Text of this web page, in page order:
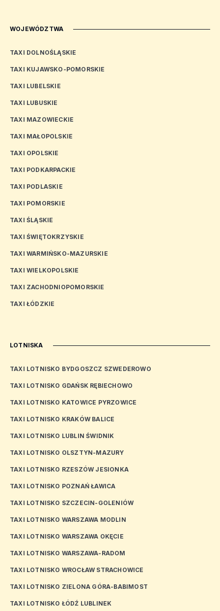
WOJEWÓDZTWA
TAXI DOLNOŚLĄSKIE
TAXI KUJAWSKO-POMORSKIE
TAXI LUBELSKIE
TAXI LUBUSKIE
TAXI MAZOWIECKIE
TAXI MAŁOPOLSKIE
TAXI OPOLSKIE
TAXI PODKARPACKIE
TAXI PODLASKIE
TAXI POMORSKIE
TAXI ŚLĄSKIE
TAXI ŚWIĘTOKRZYSKIE
TAXI WARMIŃSKO-MAZURSKIE
TAXI WIELKOPOLSKIE
TAXI ZACHODNIOPOMORSKIE
TAXI ŁÓDZKIE
LOTNISKA
TAXI LOTNISKO BYDGOSZCZ SZWEDEROWO
TAXI LOTNISKO GDAŃSK RĘBIECHOWO
TAXI LOTNISKO KATOWICE PYRZOWICE
TAXI LOTNISKO KRAKÓW BALICE
TAXI LOTNISKO LUBLIN ŚWIDNIK
TAXI LOTNISKO OLSZTYN-MAZURY
TAXI LOTNISKO RZESZÓW JESIONKA
TAXI LOTNISKO POZNAŃ ŁAWICA
TAXI LOTNISKO SZCZECIN-GOLENIÓW
TAXI LOTNISKO WARSZAWA MODLIN
TAXI LOTNISKO WARSZAWA OKĘCIE
TAXI LOTNISKO WARSZAWA-RADOM
TAXI LOTNISKO WROCŁAW STRACHOWICE
TAXI LOTNISKO ZIELONA GÓRA-BABIMOST
TAXI LOTNISKO ŁÓDŹ LUBLINEK